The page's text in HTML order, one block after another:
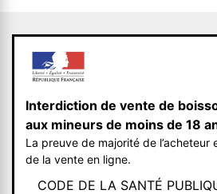
Interdiction de vente de
aux mineurs de moins de 18
La preuve de majorité de l’acheteur
de la vente en ligne.
CODE DE LA SANTÉ